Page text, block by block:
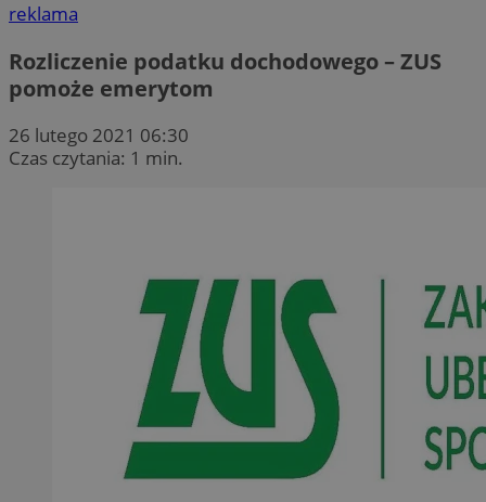
reklama
Rozliczenie podatku dochodowego – ZUS
pomoże emerytom
26 lutego 2021 06:30
Czas czytania: 1 min.